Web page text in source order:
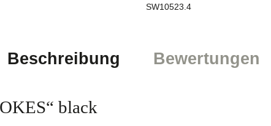
SW10523.4
Beschreibung Bewertungen
black